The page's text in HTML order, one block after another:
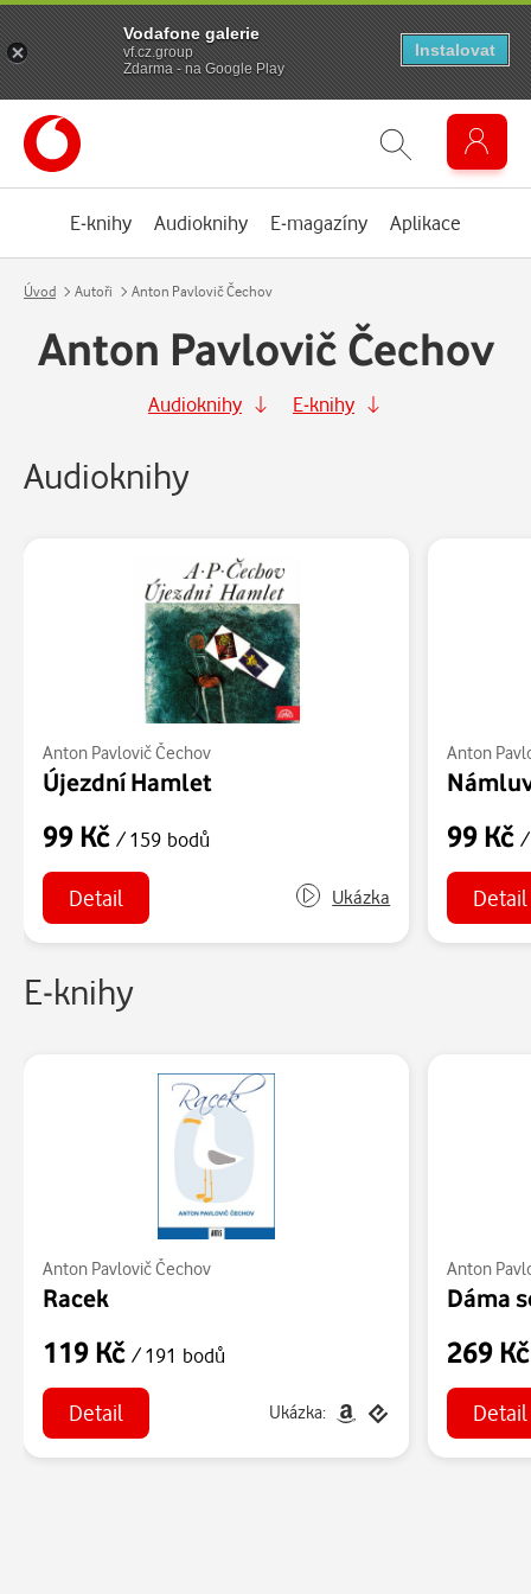
E-knihy Audioknihy E-magazíny Aplikace
Úvod Autoři Anton Pavlovič Čechov
Anton Pavlovič Čechov
Audioknihy E-knihy
Audioknihy
Anton Pavlovič Čechov
Újezdní Hamlet
99 Kč / 159 bodů
Detail Ukázka
Anton
99 Kč/
Detail
E-knihy
Anton Pavlovič Čechov
Racek
119 Kč / 191 bodů
Detail Ukázka:
Anton
Dáma
269
Detail
Vodafone galerie
vf.cz.group
Zdarma - na Google Play
Instalovat